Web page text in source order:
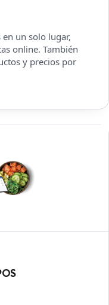
un solo lugar,
online. También
y precios por